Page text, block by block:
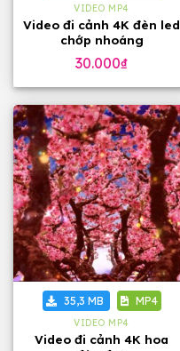
VIDEO MP4
Video đi cảnh 4K đèn led
chớp nhoáng
30.000₫
35,3 MB MP4
VIDEO MP4
Video đi cảnh 4K hoa